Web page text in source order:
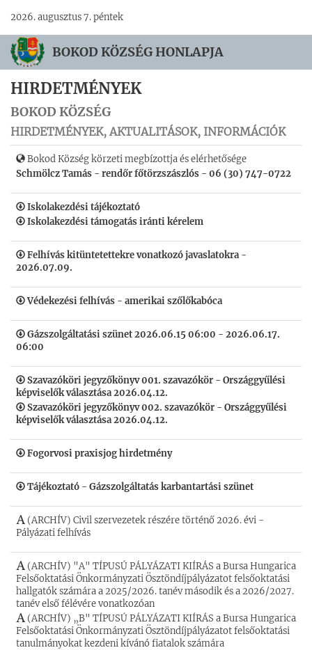
2026. augusztus 7. péntek
BOKOD KÖZSÉG HONLAPJA
HIRDETMÉNYEK
BOKOD KÖZSÉG
HIRDETMÉNYEK, AKTUALITÁSOK, INFORMÁCIÓK
Bokod Község körzeti megbízottja és elérhetősége
Schmölcz Tamás - rendőr főtörzszászlós - 06 (30) 747-0722
Iskolakezdési tájékoztató
Iskolakezdési támogatás iránti kérelem
Felhívás kitüntetettekre vonatkozó javaslatokra -
2026.07.09.
Védekezési felhívás - amerikai szőlőkabóca
Gázszolgáltatási szünet 2026.06.15 06:00 - 2026.06.17.
06:00
Szavazóköri jegyzőkönyv 001. szavazókör - Országgyűlési
képviselők választása 2026.04.12.
Szavazóköri jegyzőkönyv 002. szavazókör - Országgyűlési
képviselők választása 2026.04.12.
Fogorvosi praxisjog hirdetmény
Tájékoztató - Gázszolgáltatás karbantartási szünet
(ARCHÍV) Civil szervezetek részére történő 2026. évi -
Pályázati felhívás
(ARCHÍV) "A" TÍPUSÚ PÁLYÁZATI KIÍRÁS a Bursa Hungarica
Felsőoktatási Önkormányzati Ösztöndíjpályázatot felsőoktatási
hallgatók számára a 2025/2026. tanév második és a 2026/2027.
tanév első félévére vonatkozóan
(ARCHÍV) „B" TÍPUSÚ PÁLYÁZATI KIÍRÁS a Bursa Hungarica
Felsőoktatási Önkormányzati Ösztöndíjpályázatot felsőoktatási
tanulmányokat kezdeni kívánó fiatalok számára